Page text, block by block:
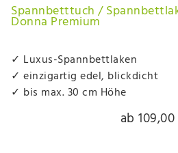
Spannbetttuch /
Donna Premium
✓ Luxus-Spannbettlaken
✓ einzigartig edel, blickdicht
✓ bis max. 30 cm Höhe
ab